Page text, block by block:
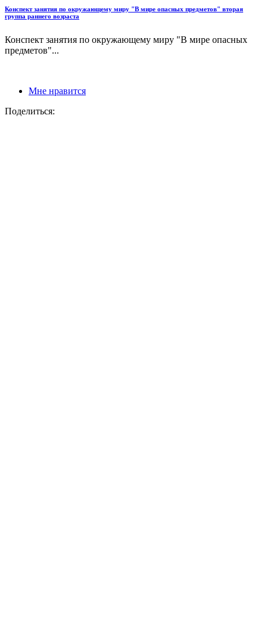
Конспект занятия по окружающему миру "В мире опасных предметов" вторая
группа раннего возраста
Конспект занятия по окружающему миру "В мире опасных
предметов"...
Мне нравится
Поделиться: